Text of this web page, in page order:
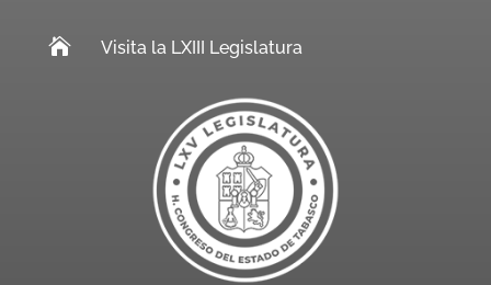
 Visita la LXIII Legislatura